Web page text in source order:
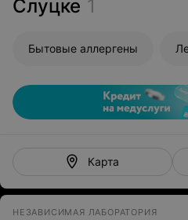
Слуцке 1
Бытовые аллергены
Карта
НЕЗАВИСИМАЯ ЛАБОРАТОРИЯ